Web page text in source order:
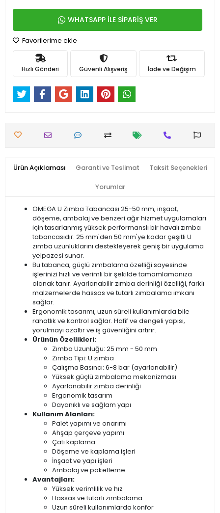
WHATSAPP İLE SİPARİŞ VER
Favorilerime ekle
Hızlı Gönderi Güvenli Alışveriş İade ve Değişim
Ürün Açıklaması Garanti ve Teslimat Taksit Seçenekleri
Yorumlar
OMEGA U Zımba Tabancası 25-50 mm, inşaat,
döşeme, ambalaj ve benzeri ağır hizmet uygulamaları
için tasarlanmış yüksek performanslı bir havalı zımba
tabancasıdır. 25 mm'den 50 mm'ye kadar çeşitli U
zımba uzunluklarını destekleyerek geniş bir uygulama
yelpazesi sunar.
Bu tabanca, güçlü zımbalama özelliği sayesinde
işlerinizi hızlı ve verimli bir şekilde tamamlamanıza
olanak tanır. Ayarlanabilir zımba derinliği özelliği, farklı
malzemelerde hassas ve tutarlı zımbalama imkanı
sağlar.
Ergonomik tasarımı, uzun süreli kullanımlarda bile
rahatlık ve kontrol sağlar. Hafif ve dengeli yapısı,
yorulmayı azaltır ve iş güvenliğini artırır.
Ürünün Özellikleri:
Zımba Uzunluğu: 25 mm - 50 mm
Zımba Tipi: U zımba
Çalışma Basıncı: 6-8 bar (ayarlanabilir)
Yüksek güçlü zımbalama mekanizması
Ayarlanabilir zımba derinliği
Ergonomik tasarım
Dayanıklı ve sağlam yapı
Kullanım Alanları:
Palet yapımı ve onarımı
Ahşap çerçeve yapımı
Çatı kaplama
Döşeme ve kaplama işleri
İnşaat ve yapı işleri
Ambalaj ve paketleme
Avantajları:
Yüksek verimlilik ve hız
Hassas ve tutarlı zımbalama
Uzun süreli kullanımlarda konfor